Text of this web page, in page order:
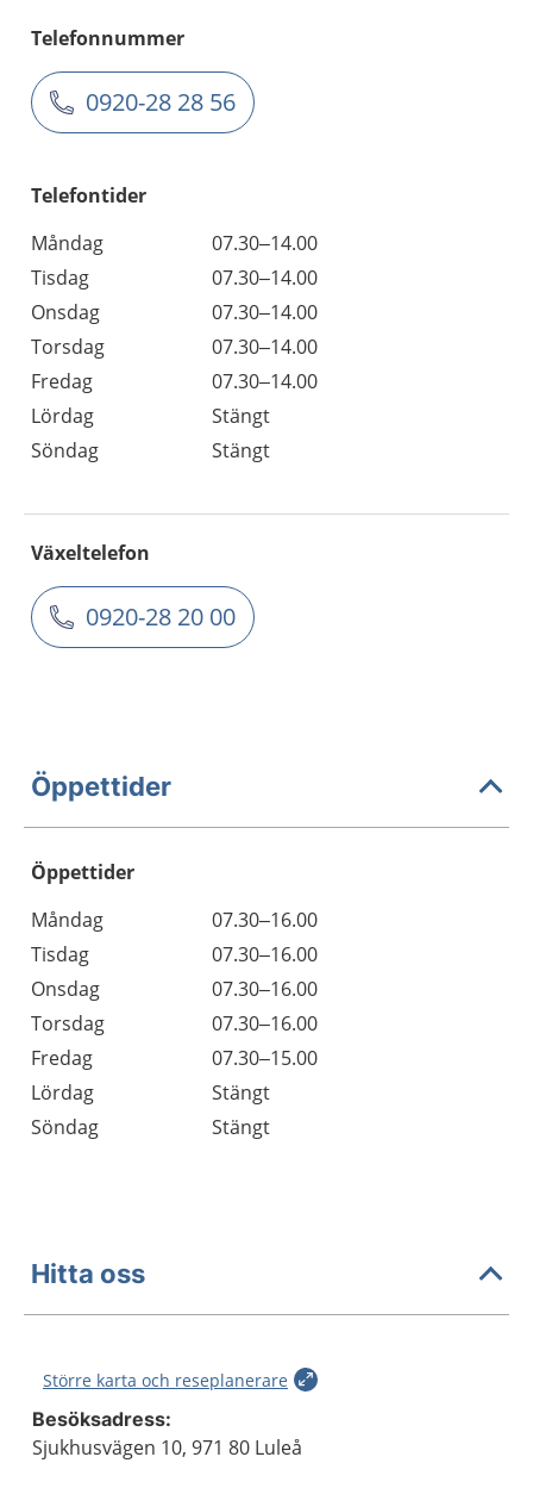
Telefonnummer
0920-28 28 56
Telefontider
Måndag
07.30–14.00
Tisdag
07.30–14.00
Onsdag
07.30–14.00
Torsdag
07.30–14.00
Fredag
07.30–14.00
Lördag
Stängt
Söndag
Stängt
Växeltelefon
0920-28 20 00
Öppettider
Öppettider
Dag
Öppettider
Kommentarer
Måndag
07.30–16.00
Tisdag
07.30–16.00
Onsdag
07.30–16.00
Torsdag
07.30–16.00
Fredag
07.30–15.00
Lördag
Stängt
Söndag
Stängt
Hitta oss
Större karta och reseplanerare
Besöksadress:
Sjukhusvägen 10, 971 80 Luleå